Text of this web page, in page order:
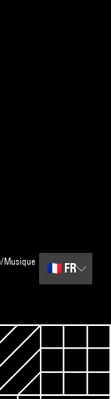
Musique
🇫🇷 FR